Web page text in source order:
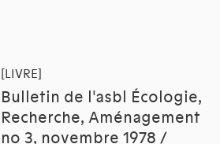
[LIVRE]
Bulletin de l'asbl Écologie,
Recherche, Aménagement
no 3, novembre 1978 /